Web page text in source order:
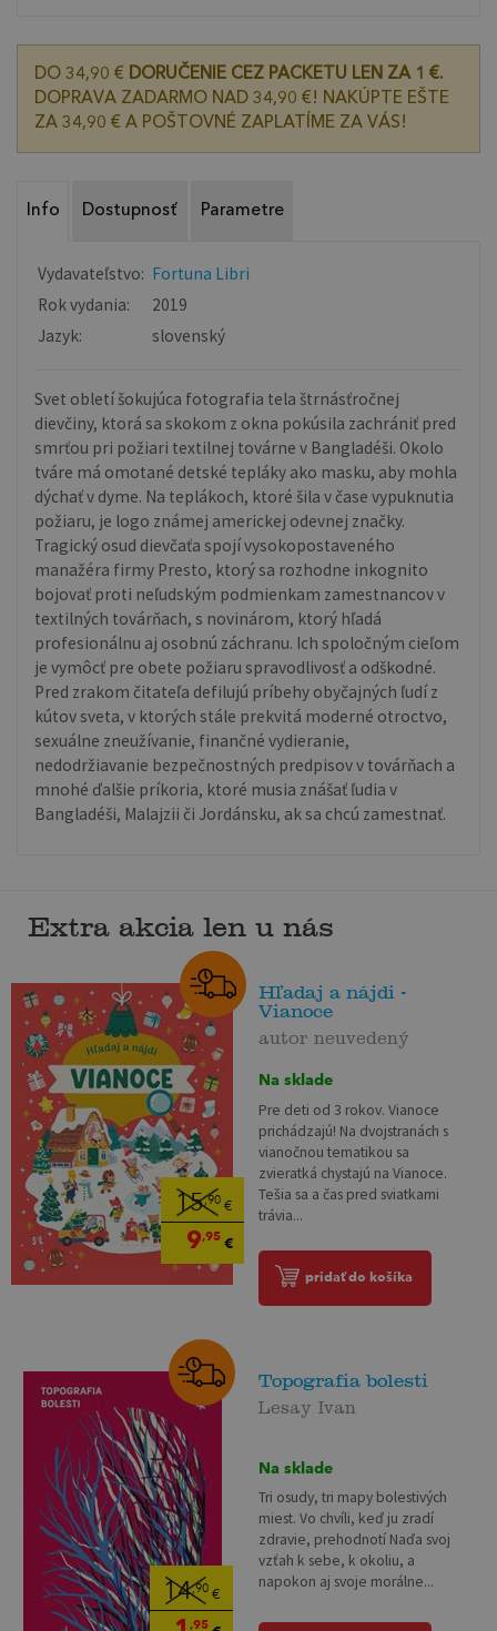
DO 34,90 € DORUČENIE CEZ PACKETU LEN ZA 1 €.
DOPRAVA ZADARMO NAD 34,90 €! NAKÚPTE EŠTE
ZA 34,90 € A POŠTOVNÉ ZAPLATÍME ZA VÁS!
Info Dostupnosť Parametre
Vydavateľstvo: Fortuna Libri
Rok vydania:
2019
Jazyk:
slovenský
Svet obletí šokujúca fotografia tela štrnásťročnej
dievčiny, ktorá sa skokom z okna pokúsila zachrániť pred
smrťou pri požiari textilnej továrne v Bangladéši. Okolo
tváre má omotané detské tepláky ako masku, aby mohla
dýchať v dyme. Na teplákoch, ktoré šila v čase vypuknutia
požiaru, je logo známej americkej odevnej značky.
Tragický osud dievčaťa spojí vysokopostaveného
manažéra firmy Presto, ktorý sa rozhodne inkognito
bojovať proti neľudským podmienkam zamestnancov v
textilných továrňach, s novinárom, ktorý hľadá
profesionálnu aj osobnú záchranu. Ich spoločným cieľom
je vymôcť pre obete požiaru spravodlivosť a odškodné.
Pred zrakom čitateľa defilujú príbehy obyčajných ľudí z
kútov sveta, v ktorých stále prekvitá moderné otroctvo,
sexuálne zneužívanie, finančné vydieranie,
nedodržiavanie bezpečnostných predpisov v továrňach a
mnohé ďalšie príkoria, ktoré musia znášať ľudia v
Bangladéši, Malajzii či Jordánsku, ak sa chcú zamestnať.
Extra akcia len u nás
15,90€
9,95€
Hľadaj a nájdi -
Vianoce
autor neuvedený
Na sklade
Pre deti od 3 rokov. Vianoce
prichádzajú! Na dvojstranách s
vianočnou tematikou sa
zvieratká chystajú na Vianoce.
Tešia sa a čas pred sviatkami
trávia...
pridať do košíka
14,90 €
,95
Topografia bolesti
Lesay Ivan
Na sklade
Tri osudy, tri mapy bolestivých
miest. Vo chvíli, keď ju zradí
zdravie, prehodnotí Naďa svoj
vzťah k sebe, k okoliu, a
napokon aj svoje morálne...